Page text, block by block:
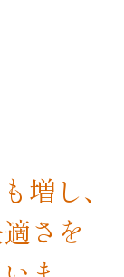
増し、
さを